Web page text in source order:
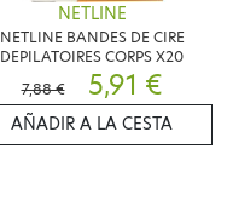
NETLINE
NETLINE BANDES DE CIRE
DEPILATOIRES CORPS X20
7,88 €
5,91 €
AÑADIR A LA CESTA